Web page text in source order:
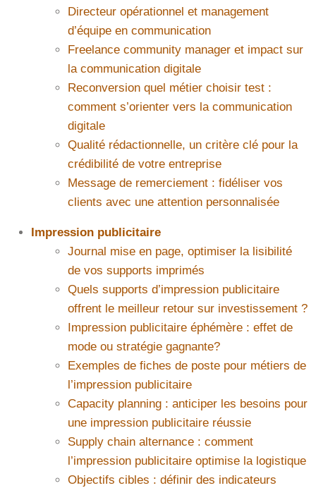
Directeur opérationnel et management
d’équipe en communication
Freelance community manager et impact sur
la communication digitale
Reconversion quel métier choisir test :
comment s’orienter vers la communication
digitale
Qualité rédactionnelle, un critère clé pour la
crédibilité de votre entreprise
Message de remerciement : fidéliser vos
clients avec une attention personnalisée
Impression publicitaire
Journal mise en page, optimiser la lisibilité
de vos supports imprimés
Quels supports d’impression publicitaire
offrent le meilleur retour sur investissement ?
Impression publicitaire éphémère : effet de
mode ou stratégie gagnante?
Exemples de fiches de poste pour métiers de
l’impression publicitaire
Capacity planning : anticiper les besoins pour
une impression publicitaire réussie
Supply chain alternance : comment
l’impression publicitaire optimise la logistique
Objectifs cibles : définir des indicateurs